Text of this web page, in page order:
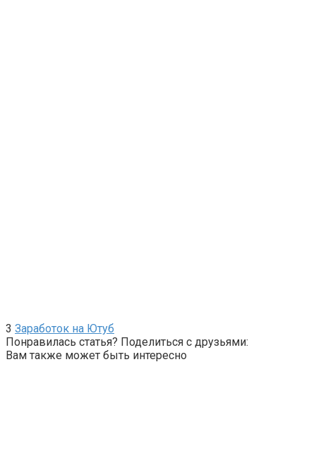
3 Заработок на Ютуб
Понравилась статья? Поделиться с друзьями:
Вам также может быть интересно